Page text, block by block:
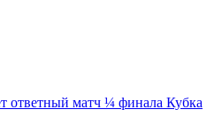
ответный матч ¼ финала Кубка